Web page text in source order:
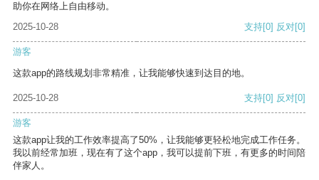
助你在网络上自由移动。
2025-10-28
支持[0] 反对[0]
游客
这款app的路线规划非常精准，让我能够快速到达目的地。
2025-10-28 支持[0] 反对[0]
游客
这款app让我的工作效率提高了50%，让我能够更轻松地完成工作任务。
我以前经常加班，现在有了这个app，我可以提前下班，有更多的时间陪
伴家人。